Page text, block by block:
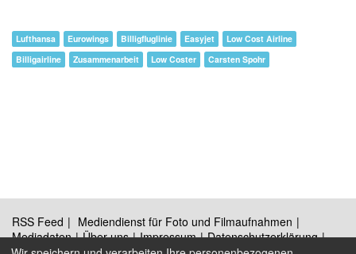
Lufthansa Eurowings Billigfluglinie Easyjet
Low Cost Airline
Billigairline
Zusammenarbeit Low Coster Carsten Spohr
RSS Feed
Mediendienst für Foto und Filmaufnahmen
Mediadaten
Über uns Impressum
Datenschutzerklärung